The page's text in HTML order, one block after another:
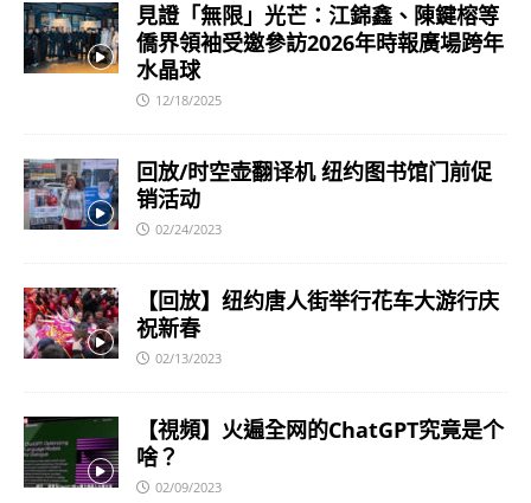
見證「無限」光芒：江錦鑫、陳鍵榕等
僑界領袖受邀參訪2026年時報廣場跨年
水晶球
12/18/2025
回放/时空壶翻译机 纽约图书馆门前促
销活动
02/24/2023
【回放】纽约唐人街举行花车大游行庆
祝新春
02/13/2023
【視頻】火遍全网的ChatGPT究竟是个
啥？
02/09/2023